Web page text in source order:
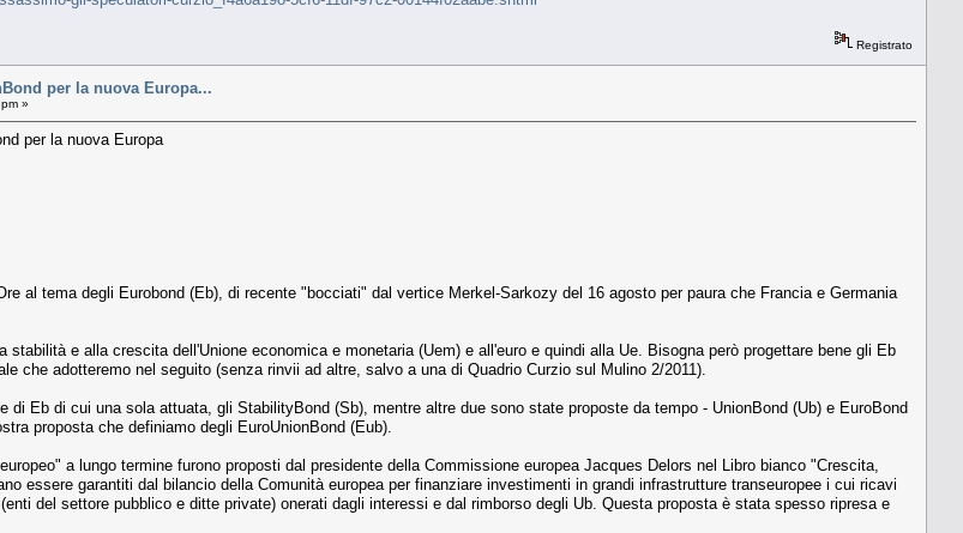
Registrato
per la nuova Europa...
»
per la nuova Europa
al tema degli Eurobond (Eb), di recente "bocciati" dal vertice Merkel-Sarkozy del 16 agosto per paura che Francia e Germania
e alla crescita dell'Unione economica e monetaria (Uem) e all'euro e quindi alla Ue. Bisogna però progettare bene gli Eb
che adotteremo nel seguito (senza rinvii ad altre, salvo a una di Quadrio Curzio sul Mulino 2/2011).
di Eb di cui una sola attuata, gli StabilityBond (Sb), mentre altre due sono state proposte da tempo - UnionBond (Ub) e EuroBond
proposta che definiamo degli EuroUnionBond (Eub).
a lungo termine furono proposti dal presidente della Commissione europea Jacques Delors nel Libro bianco "Crescita,
essere garantiti dal bilancio della Comunità europea per finanziare investimenti in grandi infrastrutture transeuropee i cui ricavi
del settore pubblico e ditte private) onerati dagli interessi e dal rimborso degli Ub. Questa proposta è stata spesso ripresa e